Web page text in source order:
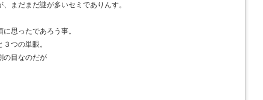
まだまだ謎が多いセミでありんす。
思ったであろう事。
つの単眼。
の目なのだが